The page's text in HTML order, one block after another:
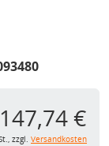
147,74 €
zzgl. Versandkosten